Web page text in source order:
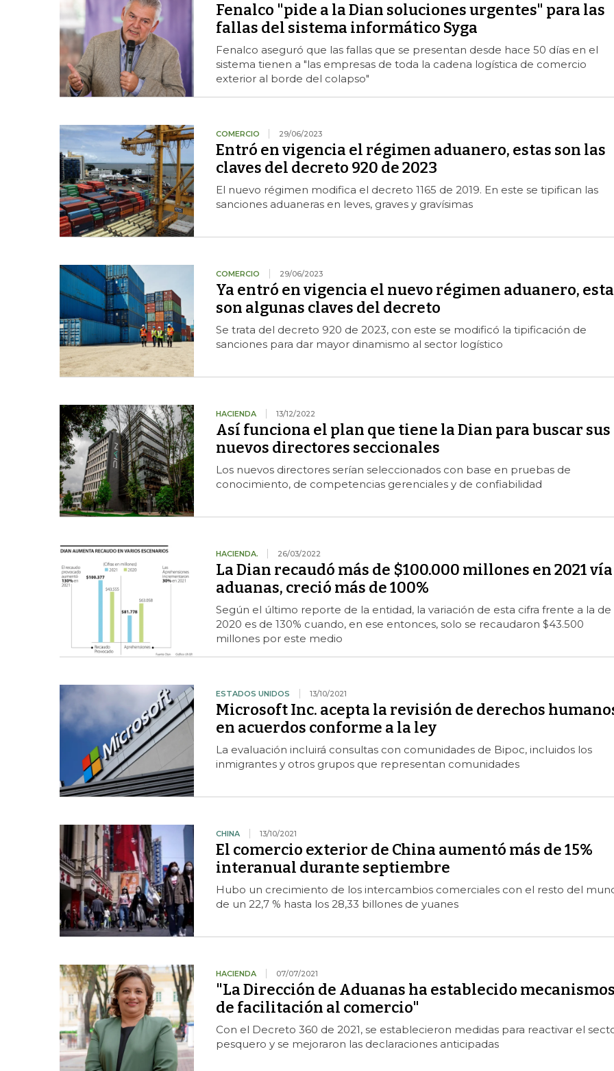
Fenalco "pide a la Dian soluciones urgentes" para las
fallas del sistema informático Syga
Fenalco aseguró que las fallas que se presentan desde hace 50 días en el
sistema tienen a "las empresas de toda la cadena logística de comercio
exterior al borde del colapso"
COMERCIO 29/06/2023
Entró en vigencia el régimen aduanero, estas son las
claves del decreto 920 de 2023
El nuevo régimen modifica el decreto 1165 de 2019. En este se tipifican las
sanciones aduaneras en leves, graves y gravísimas
COMERCIO 29/06/2023
Ya entró en vigencia el nuevo régimen aduanero,
son algunas claves del decreto
Se trata del decreto 920 de 2023, con este se modificó la tipificación de
sanciones para dar mayor dinamismo al sector logístico
HACIENDA 13/12/2022
Así funciona el plan que tiene la Dian para buscar sus
nuevos directores seccionales
Los nuevos directores serían seleccionados con base en pruebas de
conocimiento, de competencias gerenciales y de confiabilidad
HACIENDA. 26/03/2022
La Dian recaudó más de $100.000 millones en 2021 vía
aduanas, creció más de 100%
Según el último reporte de la entidad, la variación de esta cifra frente a la de
2020 es de 130% cuando, en ese entonces, solo se recaudaron $43.500
millones por este medio
ESTADOS UNIDOS 13/10/2021
Microsoft Inc. acepta la revisión de derechos
en acuerdos conforme a la ley
La evaluación incluirá consultas con comunidades de Bipoc, incluidos los
inmigrantes y otros grupos que representan comunidades
CHINA 13/10/2021
El comercio exterior de China aumentó más de 15%
interanual durante septiembre
Hubo un crecimiento de los intercambios comerciales con el resto del
de un 22,7 % hasta los 28,33 billones de yuanes
HACIENDA 07/07/2021
"La Dirección de Aduanas ha establecido
de facilitación al comercio"
Con el Decreto 360 de 2021, se establecieron medidas para reactivar el
pesquero y se mejoraron las declaraciones anticipadas